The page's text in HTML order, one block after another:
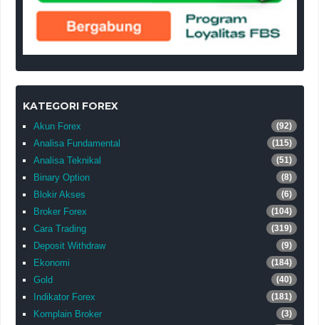
KATEGORI FOREX
Akun Forex (92)
Analisa Fundamental (115)
Analisa Teknikal (51)
Binary Option (8)
Blokir Akses (6)
Broker Forex (104)
Cara Trading (319)
Deposit Withdraw (9)
Ekonomi (184)
Gold (40)
Indikator Forex (181)
Komplain Broker (3)